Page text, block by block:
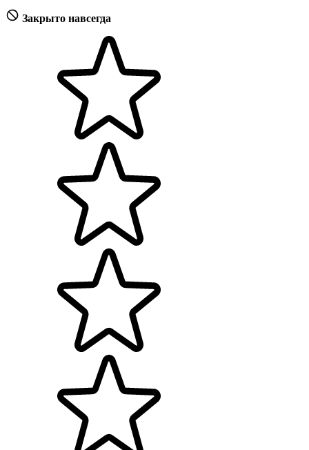
Закрыто навсегда